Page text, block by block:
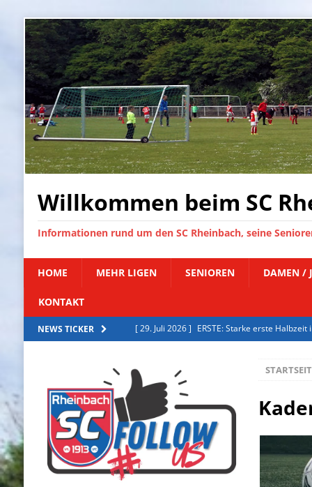
Willkommen beim SC
Informationen rund um den SC Rheinbach, seine
HOME MEHR LIGEN SENIOREN DAMEN /
KONTAKT
NEWS TICKER [ 27. Juli 2026 ] ERSTE: Starke erste
[ 31. Juli 2026 ]
ERSTE: Trainingslager 2026
[ 30. Juli 2026 ]
ERSTE: Aus der Zweiten in
[ 29. Juli 2026 ] ERSTE: Starke erste Halbzeit